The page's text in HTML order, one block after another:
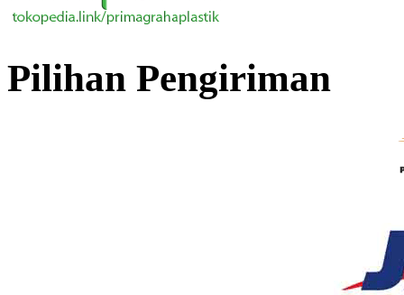
Pilihan Pengiriman